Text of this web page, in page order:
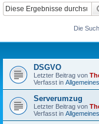
Die
DSGVO
Letzter Beitrag von
Verfasst in Allgemeines
Serverumzug
Letzter Beitrag von
Verfasst in Allgemeines